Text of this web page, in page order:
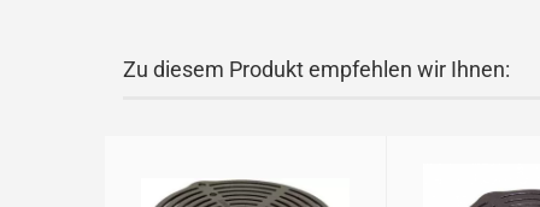
Zu diesem Produkt empfehlen wir Ihnen: